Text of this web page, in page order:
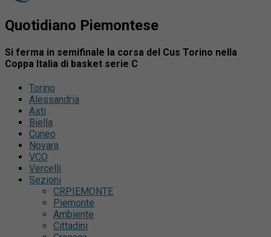
Quotidiano Piemontese
Si ferma in semifinale la corsa del Cus Torino nella
Coppa Italia di basket serie C
Torino
Alessandria
Asti
Biella
Cuneo
Novara
VCO
Vercelli
Sezioni
CRPIEMONTE
Piemonte
Ambiente
Cittadini